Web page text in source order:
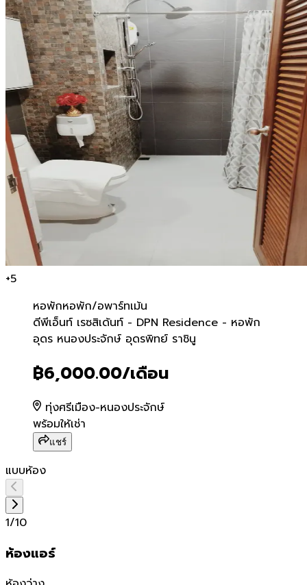
+5
หอพักหอพัก/อพาร์ทเม้น
ดีพีเอ็นท์​ เรซสิเด้นท์ -
ดีพีเอ็นท์​ เรซสิเด้นท์ - DPN Residence - หอพัก
อุดร หนองประจักษ์ อุดรพิทย์ ราชินู
฿6,000.00/เดือน
ทุ่งศรีเมือง-หนองประจักษ์
พร้อมให้เช่า
แชร์
แบบห้อง
1/10
ห้องแอร์